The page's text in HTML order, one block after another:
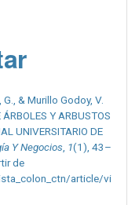
& Murillo Godoy, V.
Y ARBUSTOS
UNIVERSITARIO DE
Y Negocios 1(1), 43–
de
article/vi